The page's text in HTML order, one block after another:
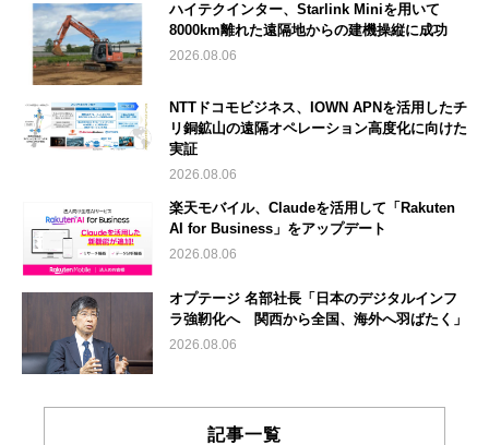
ハイテクインター、Starlink Miniを用いて
8000km離れた遠隔地からの建機操縦に成功
2026.08.06
NTTドコモビジネス、IOWN APNを活用したチ
リ銅鉱山の遠隔オペレーション高度化に向けた
実証
2026.08.06
楽天モバイル、Claudeを活用して「Rakuten
AI for Business」をアップデート
2026.08.06
オプテージ 名部社長「日本のデジタルインフ
ラ強靭化へ 関西から全国、海外へ羽ばたく」
2026.08.06
記事一覧